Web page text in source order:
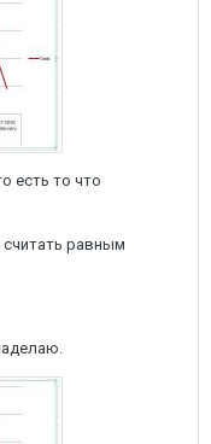
есть то что
равным